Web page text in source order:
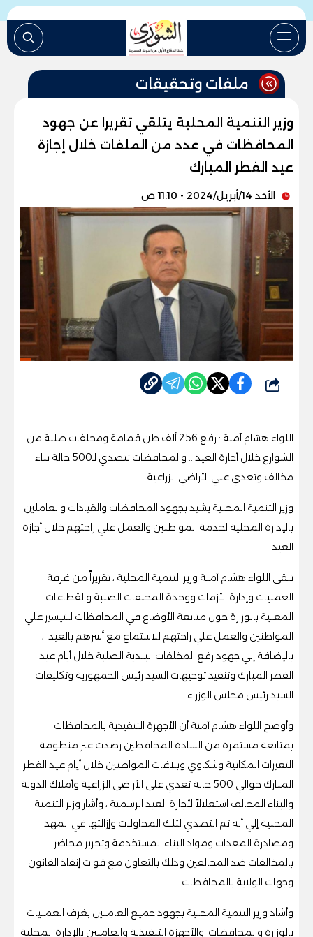
ملفات وتحقيقات
وزير التنمية المحلية يتلقي تقريرا عن جهود
المحافظات في عدد من الملفات خلال إجازة
عيد الفطر المبارك
الأحد 14/أبريل/2024 - 11:10 ص
شارك
اللواء هشام آمنة : رفع 256 ألف طن قمامة ومخلفات صلبة من
الشوارع خلال أجازة العيد .. والمحافظات تتصدي لـ500 حالة بناء
مخالف وتعدي علي الأراضي الزراعية
وزير التنمية المحلية يشيد بجهود المحافظات والقيادات والعاملين
بالإدارة المحلية لخدمة المواطنين والعمل علي راحتهم خلال أجازة
العيد
تلقى اللواء هشام آمنة وزير التنمية المحلية ، تقريراً من غرفة
العمليات وإدارة الأزمات ووحدة المخلفات الصلبة والقطاعات
المعنية بالوزارة حول متابعة الأوضاع في المحافظات للتيسير علي
المواطنين والعمل علي راحتهم للاستماع مع أسرهم بالعيد ،
بالإضافة إلي جهود رفع المخلفات البلدية الصلبة خلال أيام عيد
الفطر المبارك وتنفيذ توجيهات السيد رئيس الجمهورية وتكليفات
السيد رئيس مجلس الوزراء .
وأوضح اللواء هشام آمنة أن الأجهزة التنفيذية بالمحافظات
بمتابعة مستمرة من السادة المحافظين رصدت عبر منظومة
التغيرات المكانية وشكاوي وبلاغات المواطنين خلال أيام عيد الفطر
المبارك حوالي 500 حالة تعدي على الأراضى الزراعية وأملاك الدولة
والبناء المخالف استغلالاً لأجازة العيد الرسمية ، وأشار وزير التنمية
المحلية إلي أنه تم التصدي لتلك المحاولات وإزالتها في المهد
ومصادرة المعدات ومواد البناء المستخدمة وتحرير محاضر
بالمخالفات ضد المخالفين وذلك بالتعاون مع قوات إنفاذ القانون
وجهات الولاية بالمحافظات .
وأشاد وزير التنمية المحلية بجهود جميع العاملين بغرف العمليات
بالوزارة والمحافظات والأجهزة التنفيذية والعاملين بالإدارة المحلية